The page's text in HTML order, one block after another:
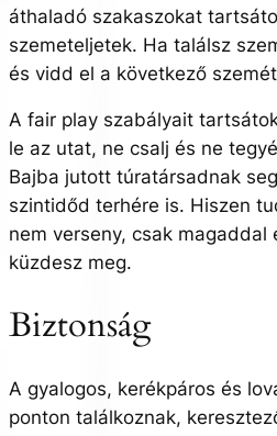
áthaladó szakaszokat
szemeteljetek. Ha találsz
és vidd el a következő
A fair play szabályait
le az utat, ne csalj és ne
Bajba jutott túratársadnak
szintidőd terhére is. Hiszen
nem verseny, csak
küzdesz meg.
Biztonság
A gyalogos, kerékpáros és
ponton találkoznak,